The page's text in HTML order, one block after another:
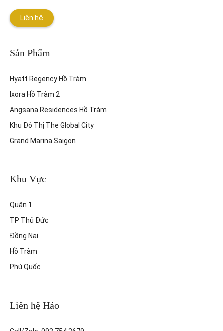
Liên hệ
Sản Phẩm
Hyatt Regency Hồ Tràm
Ixora Hồ Tràm 2
Angsana Residences Hồ Tràm
Khu Đô Thị The Global City
Grand Marina Saigon
Khu Vực
Quận 1
TP Thủ Đức
Đồng Nai
Hồ Tràm
Phú Quốc
Liên hệ Hảo